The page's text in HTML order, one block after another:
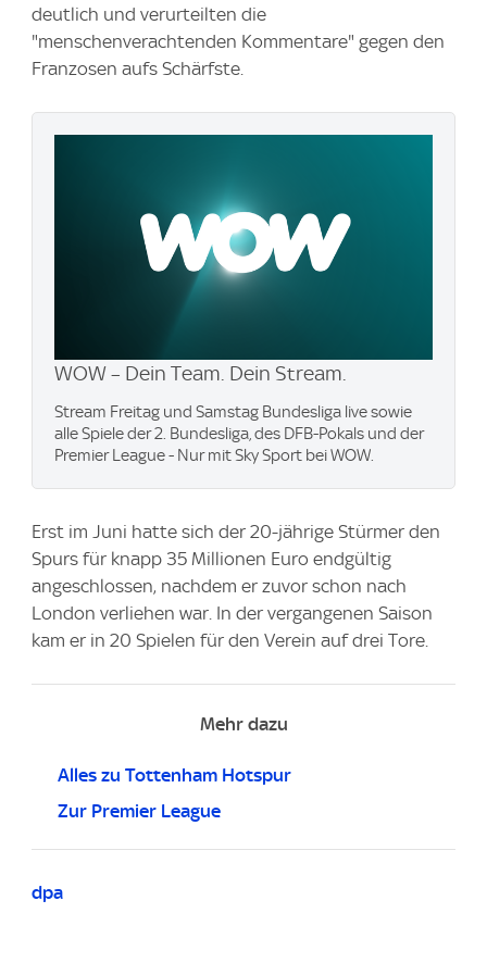
deutlich und verurteilten die
"menschenverachtenden Kommentare" gegen den
Franzosen aufs Schärfste.
WOW – Dein Team. Dein Stream.
Stream Freitag und Samstag Bundesliga live sowie
alle Spiele der 2. Bundesliga, des DFB-Pokals und der
Premier League - Nur mit Sky Sport bei WOW.
Erst im Juni hatte sich der 20-jährige Stürmer den
Spurs für knapp 35 Millionen Euro endgültig
angeschlossen, nachdem er zuvor schon nach
London verliehen war. In der vergangenen Saison
kam er in 20 Spielen für den Verein auf drei Tore.
Mehr dazu
Alles zu Tottenham Hotspur
Zur Premier League
dpa